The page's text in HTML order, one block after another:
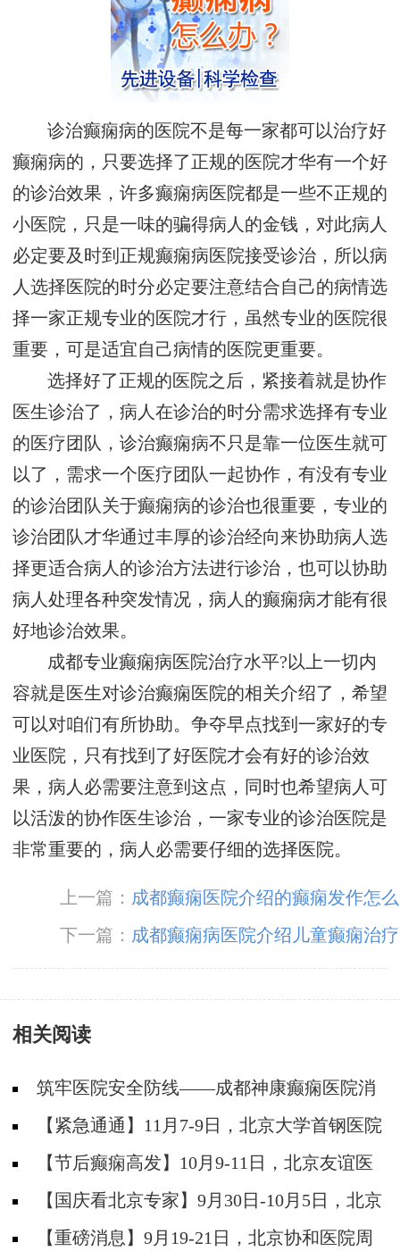
诊治癫痫病的医院不是每一家都可以治疗好
癫痫病的，只要选择了正规的医院才华有一个好
的诊治效果，许多癫痫病医院都是一些不正规的
小医院，只是一味的骗得病人的金钱，对此病人
必定要及时到正规癫痫病医院接受诊治，所以病
人选择医院的时分必定要注意结合自己的病情选
择一家正规专业的医院才行，虽然专业的医院很
重要，可是适宜自己病情的医院更重要。
选择好了正规的医院之后，紧接着就是协作
医生诊治了，病人在诊治的时分需求选择有专业
的医疗团队，诊治癫痫病不只是靠一位医生就可
以了，需求一个医疗团队一起协作，有没有专业
的诊治团队关于癫痫病的诊治也很重要，专业的
诊治团队才华通过丰厚的诊治经向来协助病人选
择更适合病人的诊治方法进行诊治，也可以协助
病人处理各种突发情况，病人的癫痫病才能有很
好地诊治效果。
成都专业癫痫病医院治疗水平?以上一切内
容就是医生对诊治癫痫医院的相关介绍了，希望
可以对咱们有所协助。争夺早点找到一家好的专
业医院，只有找到了好医院才会有好的诊治效
果，病人必需要注意到这点，同时也希望病人可
以活泼的协作医生诊治，一家专业的诊治医院是
非常重要的，病人必需要仔细的选择医院。
上一篇： 成都癫痫医院介绍的癫痫发作怎么
下一篇： 成都癫痫病医院介绍儿童癫痫治疗
相关阅读
筑牢医院安全防线——成都神康癫痫医院消
防安全培训纪实
【紧急通通】11月7-9日，北京大学首钢医院
神经内科胡颖教授亲临成都会诊，破解癫痫疑难
【节后癫痫高发】10月9-11日，北京友谊医
院陈葵博士免费会诊+治疗援助，破解癫痫难
题！
【国庆看北京专家】9月30日-10月5日，北京
天坛&首钢医院两大专家蓉城亲诊+癫痫大额救
【重磅消息】9月19-21日，北京协和医院周